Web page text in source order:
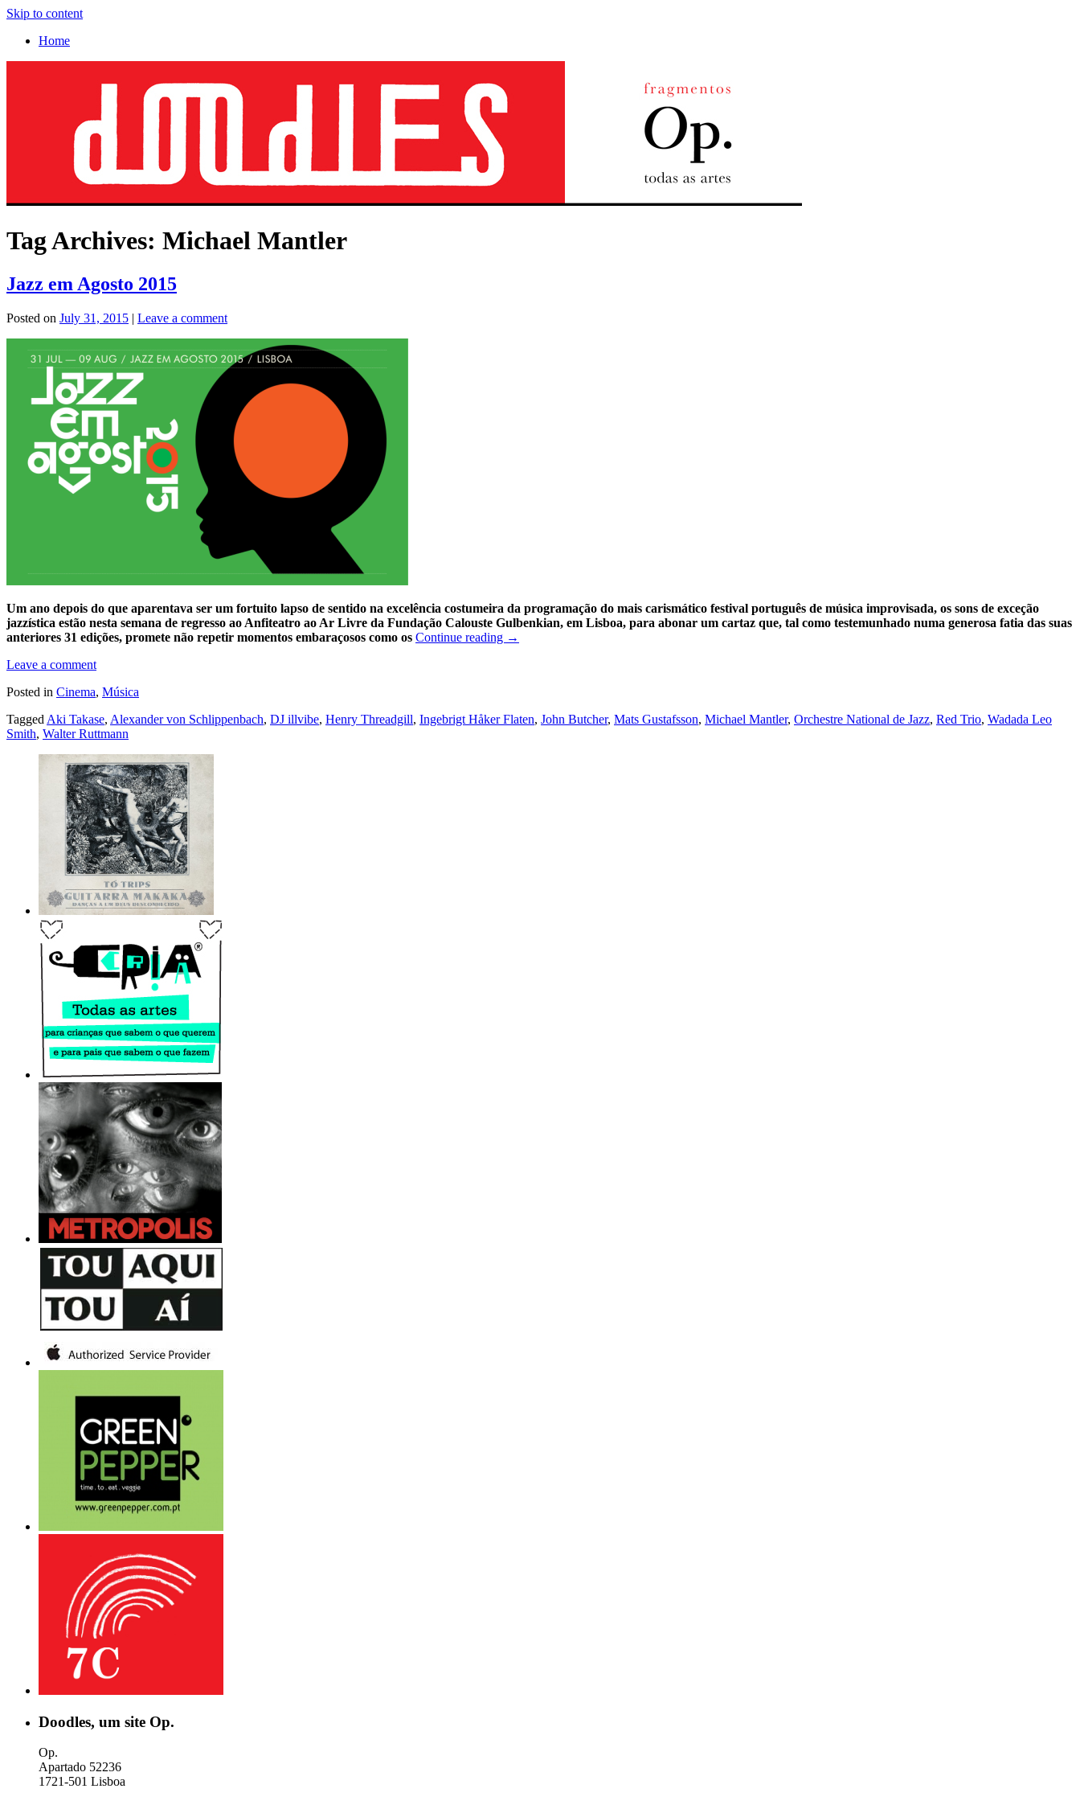
Skip to content
Home
Tag Archives: Michael Mantler
Jazz em Agosto 2015
Posted on July 31, 2015 | Leave a comment
Um ano depois do que aparentava ser um fortuito lapso de sentido na excelência costumeira da programação do mais carismático festival português de música improvisada, os sons de exceção
jazzística estão nesta semana de regresso ao Anfiteatro ao Ar Livre da Fundação Calouste Gulbenkian, em Lisboa, para abonar um cartaz que, tal como testemunhado numa generosa fatia das suas
anteriores 31 edições, promete não repetir momentos embaraçosos como os Continue reading →
Leave a comment
Posted in Cinema, Música
Tagged Aki Takase, Alexander von Schlippenbach, DJ illvibe, Henry Threadgill, Ingebrigt Håker Flaten, John Butcher, Mats Gustafsson, Michael Mantler, Orchestre National de Jazz, Red Trio, Wadada Leo
Smith, Walter Ruttmann
Doodles, um site Op.
Op.
Apartado 52236
1721-501 Lisboa